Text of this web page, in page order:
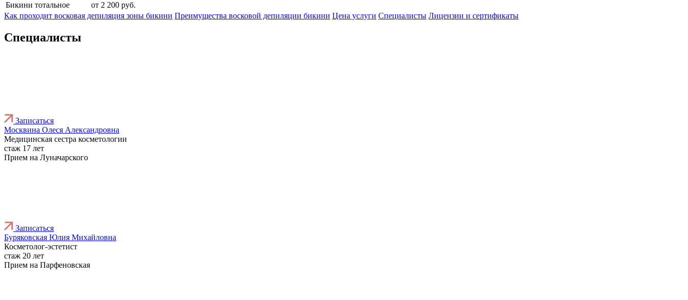
Бикини тотальное
от 2 200 руб.
Как проходит восковая депиляция зоны бикини Преимущества восковой депиляции бикини Цена услуги Специалисты Лицензии и сертификаты
Специалисты
Записаться
Москвина Олеся Александровна
Медицинская сестра косметологии
стаж 17 лет
Прием на Луначарского
Записаться
Буряковская Юлия Михайловна
Косметолог-эстетист
стаж 20 лет
Прием на Парфеновская